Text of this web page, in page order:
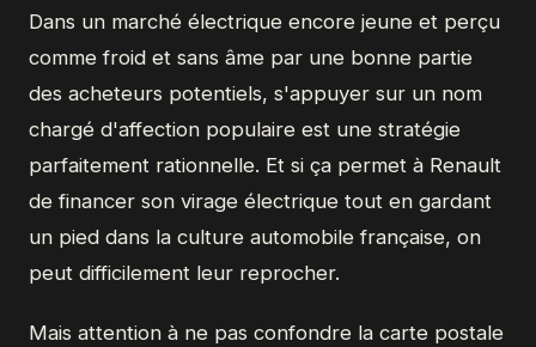
Dans un marché électrique encore jeune et perçu
comme froid et sans âme par une bonne partie
des acheteurs potentiels, s'appuyer sur un nom
chargé d'affection populaire est une stratégie
parfaitement rationnelle. Et si ça permet à Renault
de financer son virage électrique tout en gardant
un pied dans la culture automobile française, on
peut difficilement leur reprocher.
Mais attention à ne pas confondre la carte postale